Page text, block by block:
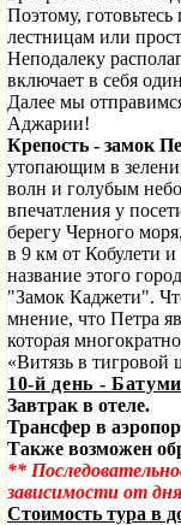
Поэтому,
лестницам или
Неподалеку
включает в себя
Далее мы
Аджарии!
Крепость - замок
утопающим в
волн и голубым
впечатления у
берегу Черного
в 9 км от Кобулети
название этого
"Замок Каджети".
мнение, что Петра
которая
«Витязь в тигровой
10-й день - Батуми
Завтрак в отеле.
Трансфер в
Также возможен
**
зависимости от дня
Стоимость тура в